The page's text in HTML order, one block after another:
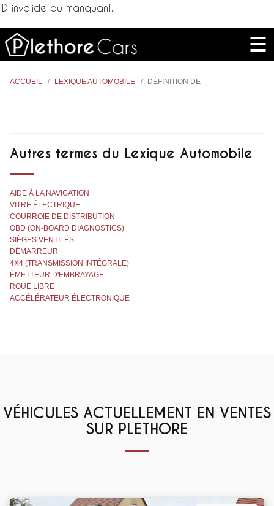
ID invalide ou manquant.
ACCUEIL LEXIQUE AUTOMOBILE DÉFINITION DE
Autres termes du Lexique Automobile
AIDE À LA NAVIGATION
VITRE ÉLECTRIQUE
COURROIE DE DISTRIBUTION
OBD (ON-BOARD DIAGNOSTICS)
SIÈGES VENTILÉS
DÉMARREUR
4X4 (TRANSMISSION INTÉGRALE)
ÉMETTEUR D'EMBRAYAGE
ROUE LIBRE
ACCÉLÉRATEUR ÉLECTRONIQUE
VÉHICULES ACTUELLEMENT EN VENTES
SUR PLETHORE